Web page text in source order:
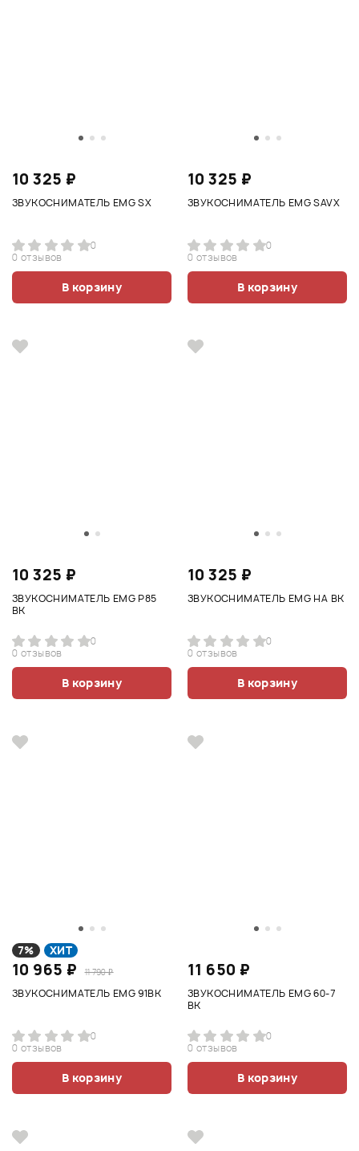
10 325 ₽
ЗВУКОСНИМАТЕЛЬ EMG SX
0
0 отзывов
В корзину
10 325 ₽
ЗВУКОСНИМАТЕЛЬ EMG SAVX
0
0 отзывов
В корзину
10 325 ₽
ЗВУКОСНИМАТЕЛЬ EMG P85
BK
0
0 отзывов
В корзину
10 325 ₽
ЗВУКОСНИМАТЕЛЬ EMG HA BK
0
0 отзывов
В корзину
7% ХИТ
10 965 ₽ 11 790 ₽
ЗВУКОСНИМАТЕЛЬ EMG 91BK
0
0 отзывов
В корзину
11 650 ₽
ЗВУКОСНИМАТЕЛЬ EMG 60-7
BK
0
0 отзывов
В корзину